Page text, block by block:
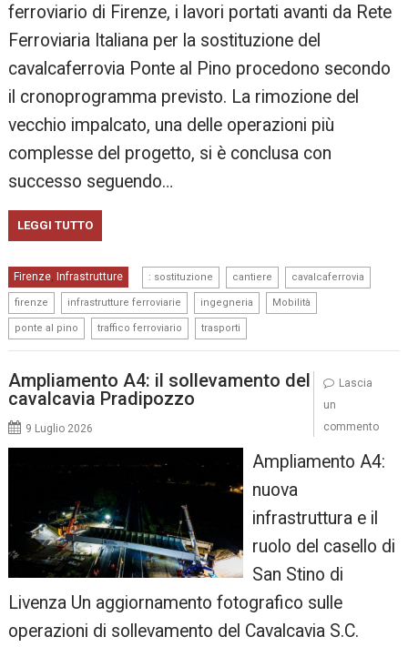
ferroviario di Firenze, i lavori portati avanti da Rete
Ferroviaria Italiana per la sostituzione del
cavalcaferrovia Ponte al Pino procedono secondo
il cronoprogramma previsto. La rimozione del
vecchio impalcato, una delle operazioni più
complesse del progetto, si è conclusa con
successo seguendo…
LEGGI TUTTO
Firenze, Infrastrutture : sostituzione cantiere cavalcaferrovia
firenze infrastrutture ferroviarie ingegneria Mobilità
ponte al pino traffico ferroviario trasporti
Ampliamento A4: il sollevamento del
cavalcavia Pradipozzo
9 Luglio 2026
Ampliamento A4:
nuova
infrastruttura e il
ruolo del casello di
San Stino di
Livenza Un aggiornamento fotografico sulle
operazioni di sollevamento del Cavalcavia S.C.
Lascia
un
commento